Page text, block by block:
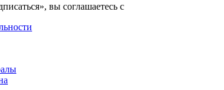
вы соглашаетесь с